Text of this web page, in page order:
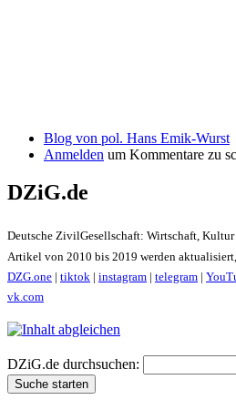
Blog von pol. Hans Emik-Wurst
Anmelden um Kommentare zu
DZiG.de
Deutsche ZivilGesellschaft: Wirtschaft,
Artikel von 2010 bis 2019 werden
DZG.one | tiktok | instagram | telegram |
vk.com
DZiG.de durchsuchen: